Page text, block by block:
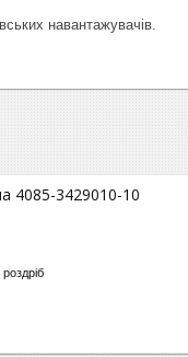
навантажувачів.
4085-3429010-10